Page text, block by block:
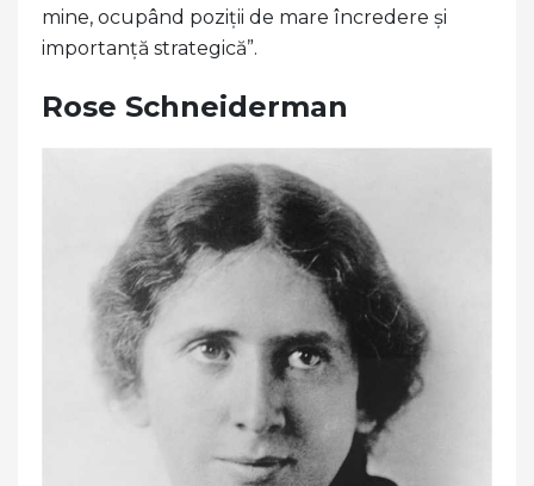
mine, ocupând poziții de mare încredere și
importanță strategică”.
Rose Schneiderman